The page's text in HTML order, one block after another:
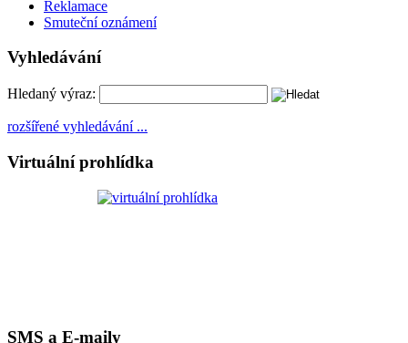
Reklamace
Smuteční oznámení
Vyhledávání
Hledaný výraz:
rozšířené vyhledávání ...
Virtuální prohlídka
SMS a E-maily